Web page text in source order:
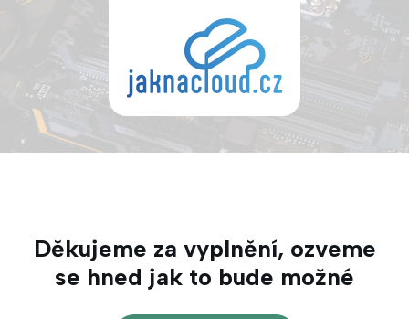
Děkujeme za vyplnění, ozveme
se hned jak to bude možné